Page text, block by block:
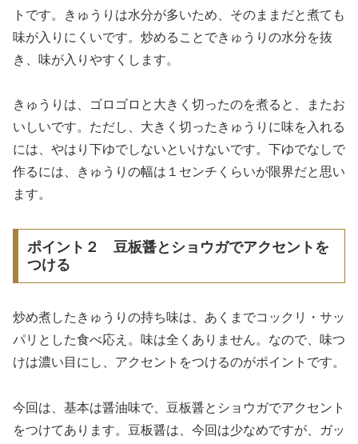
トです。きゅうりは水分が多いため、そのままだと煮ても
味が入りにくいです。炒めることできゅうりの水分を抜
き、味が入りやすくします。
きゅうりは、ゴロゴロと大きく切ったのを煮ると、またお
いしいです。ただし、大きく切ったきゅうりに味を入れる
には、やはり下ゆでしないといけないです。下ゆでなしで
作るには、きゅうりの幅は１センチくらいが限界だと思い
ます。
ポイント２ 豆板醤とショウガでアクセントを
つける
炒め煮したきゅうりの持ち味は、あくまでコックリ・サッ
パリとした食べ応え。味は全くありません。なので、味つ
けは濃い目にし、アクセントをつけるのがポイントです。
今回は、基本は醤油味で、豆板醤とショウガでアクセント
をつけてあります。豆板醤は、今回は少なめですが、ガッ